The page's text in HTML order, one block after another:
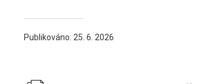
Publikováno: 25. 6. 2026